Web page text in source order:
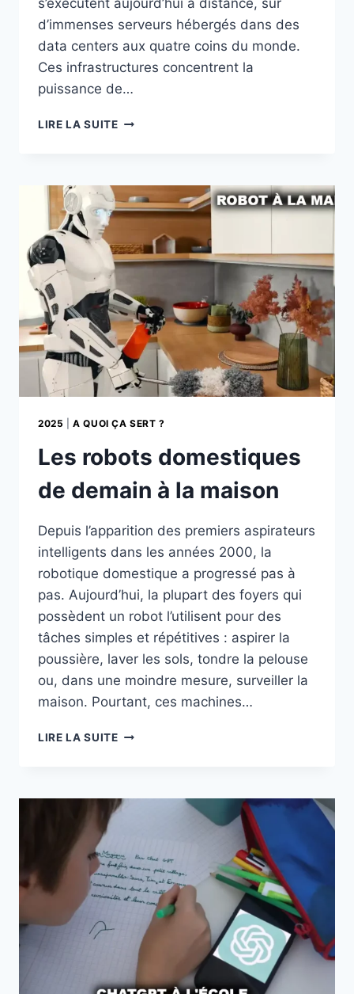
s’exécutent aujourd’hui à distance, sur
d’immenses serveurs hébergés dans des
data centers aux quatre coins du monde.
Ces infrastructures concentrent la
puissance de…
LIRE LA SUITELE
ARTIFICIELLES
SUR
SON
TÉLÉPHONE
2025 |A QUOI ÇA SERT ?
Les robots domestiques
de demain à la maison
Depuis l’apparition des premiers aspirateurs
intelligents dans les années 2000, la
robotique domestique a progressé pas à
pas. Aujourd’hui, la plupart des foyers qui
possèdent un robot l’utilisent pour des
tâches simples et répétitives : aspirer la
poussière, laver les sols, tondre la pelouse
ou, dans une moindre mesure, surveiller la
maison. Pourtant, ces machines…
LIRE LA SUITELES
DEMAIN